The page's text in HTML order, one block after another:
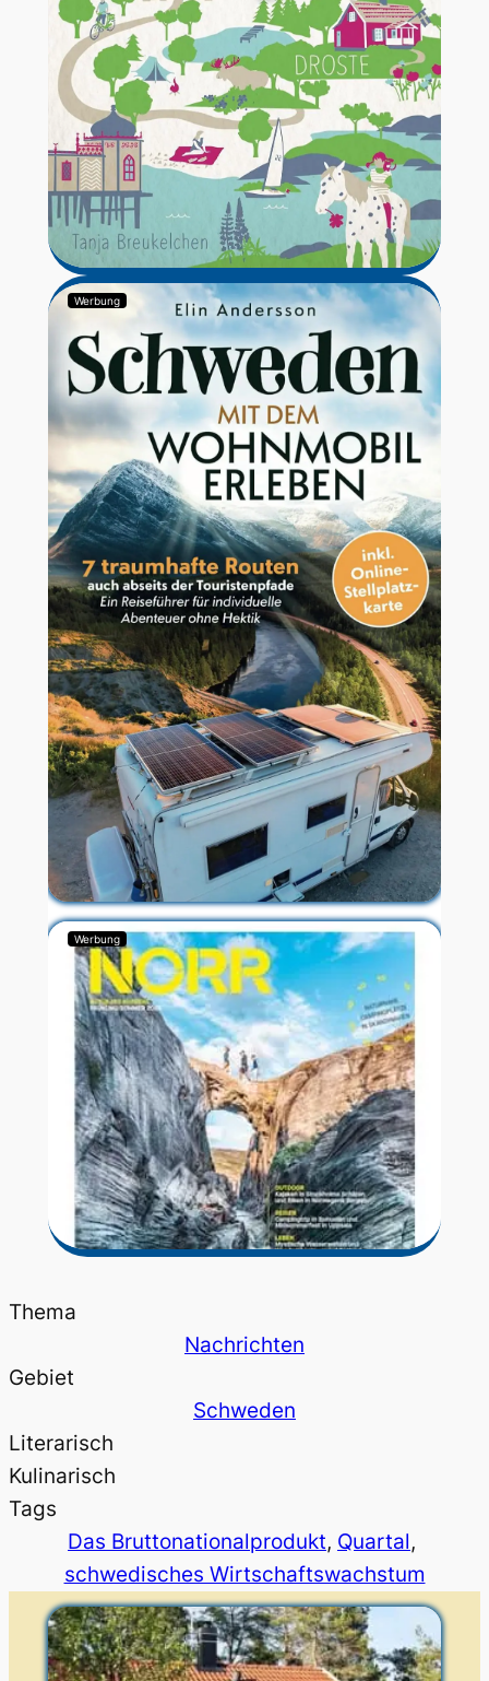
Werbung
Werbung
Thema
Nachrichten
Gebiet
Schweden
Literarisch
Kulinarisch
Tags
Das Bruttonationalprodukt, Quartal
schwedisches Wirtschaftswachstum